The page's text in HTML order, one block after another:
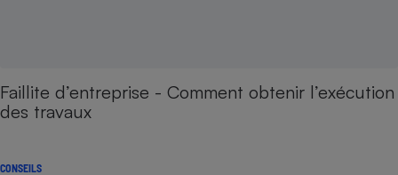
Faillite d’entreprise - Comment obtenir l’exécution
des travaux
CONSEILS